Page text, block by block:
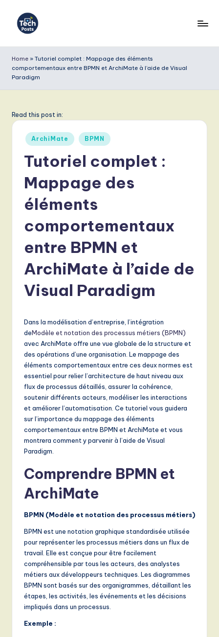
e
c
o
T
in
A
S
w
Home » Tutoriel complet : Mappage des éléments
comportementaux entre BPMN et ArchiMate à l’aide de Visual
Paradigm
Read this post in:
Posted
in
ArchiMate BPMN
Tutoriel complet :
Mappage des
éléments
comportementaux
entre BPMN et
ArchiMate à l’aide de
Visual Paradigm
Dans la modélisation d’entreprise, l’intégration
deModèle et notation des processus métiers (BPMN)
avec ArchiMate offre une vue globale de la structure et
des opérations d’une organisation. Le mappage des
éléments comportementaux entre ces deux normes est
essentiel pour relier l’architecture de haut niveau aux
flux de processus détaillés, assurer la cohérence,
soutenir différents acteurs, modéliser les interactions
et améliorer l’automatisation. Ce tutoriel vous guidera
sur l’importance du mappage des éléments
comportementaux entre BPMN et ArchiMate et vous
montrera comment y parvenir à l’aide de Visual
Paradigm.
Comprendre BPMN et
ArchiMate
BPMN (Modèle et notation des processus métiers)
BPMN est une notation graphique standardisée utilisée
pour représenter les processus métiers dans un flux de
travail. Elle est conçue pour être facilement
compréhensible par tous les acteurs, des analystes
métiers aux développeurs techniques. Les diagrammes
BPMN sont basés sur des organigrammes, détaillant les
étapes, les activités, les événements et les décisions
impliqués dans un processus.
Exemple :